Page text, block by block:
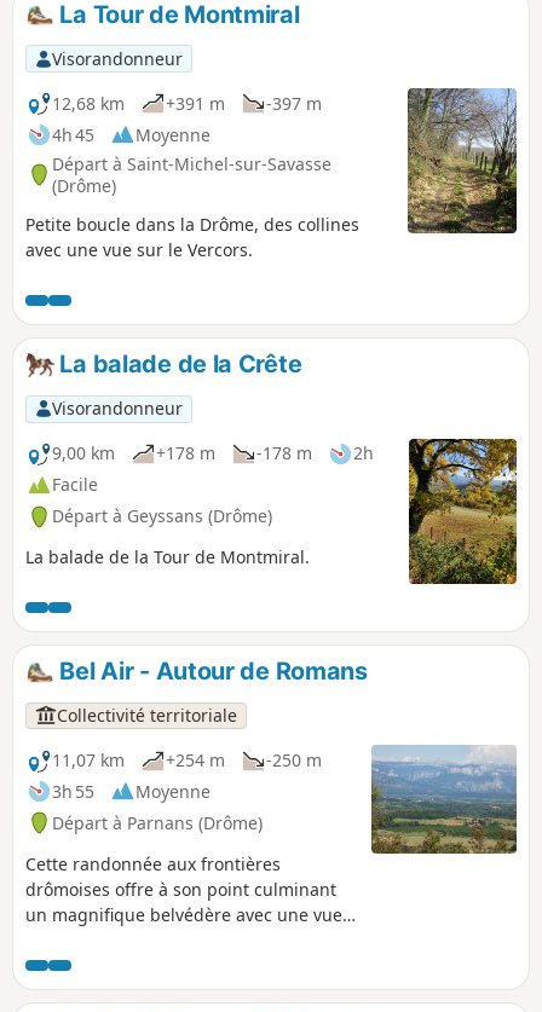
La Tour de Montmiral
Visorandonneur
12,68 km
+391 m
-397 m
4h 45
Moyenne
Départ à Saint-Michel-sur-Savasse
(Drôme)
Petite boucle dans la Drôme, des collines
avec une vue sur le Vercors.
La balade de la Crête
Visorandonneur
9,00 km
+178 m -178 m
2h
Facile
Départ à Geyssans (Drôme)
La balade de la Tour de Montmiral.
Bel Air - Autour de Romans
Collectivité territoriale
11,07 km
+254 m
-250 m
3h 55
Moyenne
Départ à Parnans (Drôme)
Cette randonnée aux frontières
drômoises offre à son point culminant
un magnifique belvédère avec une vue
la plaine romanaise et les monts
d'Ardèche.